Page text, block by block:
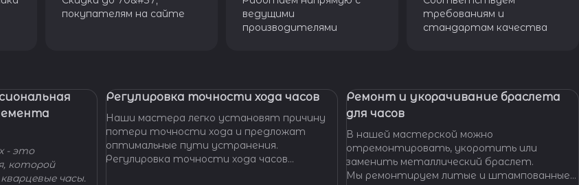
покупателям на сайте
ведущими
производителями
требованиям и
стандартам качества
- это
которой
часы.
Регулировка точности хода часов
Наши мастера легко установят причину
потери точности хода и предложат
оптимальные пути устранения.
Регулировка точности хода часов
Ремонт и укорачивание браслета
для часов
В нашей мастерской можно
отремонтировать, укоротить или
заменить металлический браслет.
Мы ремонтируем литые и штампованные